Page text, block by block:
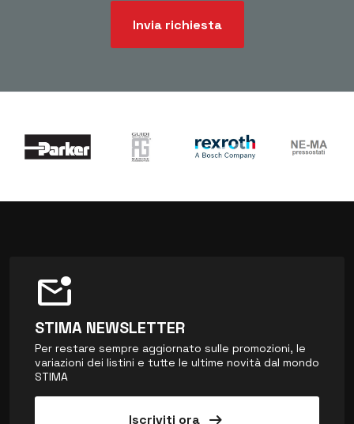
Invia richiesta
mark_email_unread
STIMA NEWSLETTER
Per restare sempre aggiornato sulle promozioni, le
variazioni dei listini e tutte le ultime novità dal mondo
STIMA
Iscriviti ora